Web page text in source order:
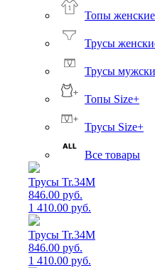
Топы женские
Трусы
Трусы
Топы Size+
Трусы Size+
Все товары
Трусы Tr.34M
846.00 руб.
1 410.00 руб.
Трусы Tr.34M
846.00 руб.
1 410.00 руб.